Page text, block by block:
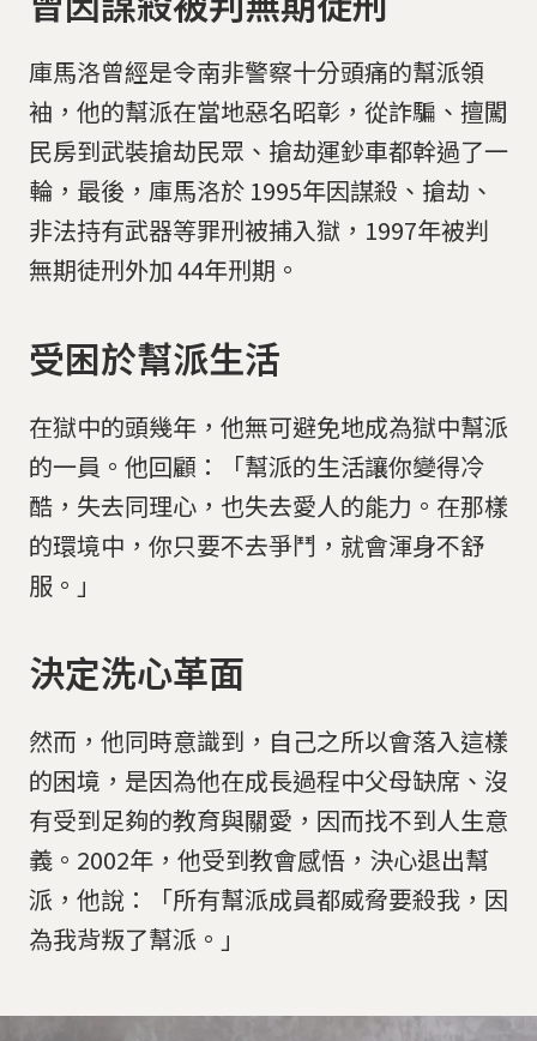
庫馬洛曾經是令南非警察十分頭痛的幫派領
袖，他的幫派在當地惡名昭彰，從詐騙、擅闖
民房到武裝搶劫民眾、搶劫運鈔車都幹過了一
輪，最後，庫馬洛於 1995年因謀殺、搶劫、
非法持有武器等罪刑被捕入獄，1997年被判
無期徒刑外加 44年刑期。
受困於幫派生活
在獄中的頭幾年，他無可避免地成為獄中幫派
的一員。他回顧：「幫派的生活讓你變得冷
酷，失去同理心，也失去愛人的能力。在那樣
的環境中，你只要不去爭鬥，就會渾身不舒
服。」
決定洗心革面
然而，他同時意識到，自己之所以會落入這樣
的困境，是因為他在成長過程中父母缺席、沒
有受到足夠的教育與關愛，因而找不到人生意
義。2002年，他受到教會感悟，決心退出幫
派，他說：「所有幫派成員都威脅要殺我，因
為我背叛了幫派。」